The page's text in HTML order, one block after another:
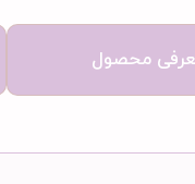
محصول